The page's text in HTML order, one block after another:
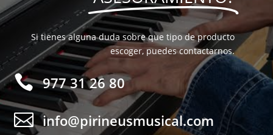
Si tienes alguna duda sobre que tipo de producto
escoger, puedes contactarnos.
 977 31 26 80
 info@pirineusmusical.com